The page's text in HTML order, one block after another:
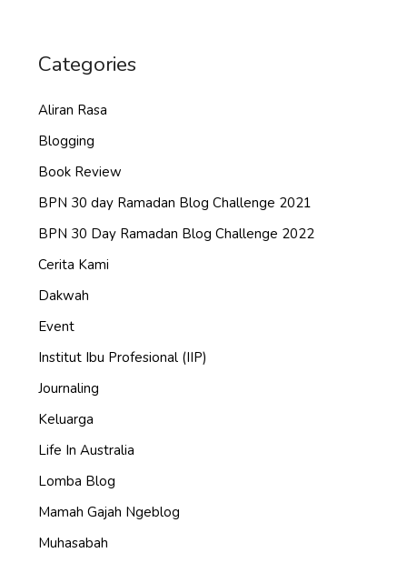
Categories
Aliran Rasa
Blogging
Book Review
BPN 30 day Ramadan Blog Challenge 2021
BPN 30 Day Ramadan Blog Challenge 2022
Cerita Kami
Dakwah
Event
Institut Ibu Profesional (IIP)
Journaling
Keluarga
Life In Australia
Lomba Blog
Mamah Gajah Ngeblog
Muhasabah